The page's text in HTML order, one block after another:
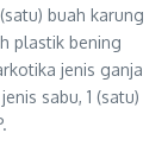
buah karung
plastik bening
jenis ganja
sabu, 1 (satu)